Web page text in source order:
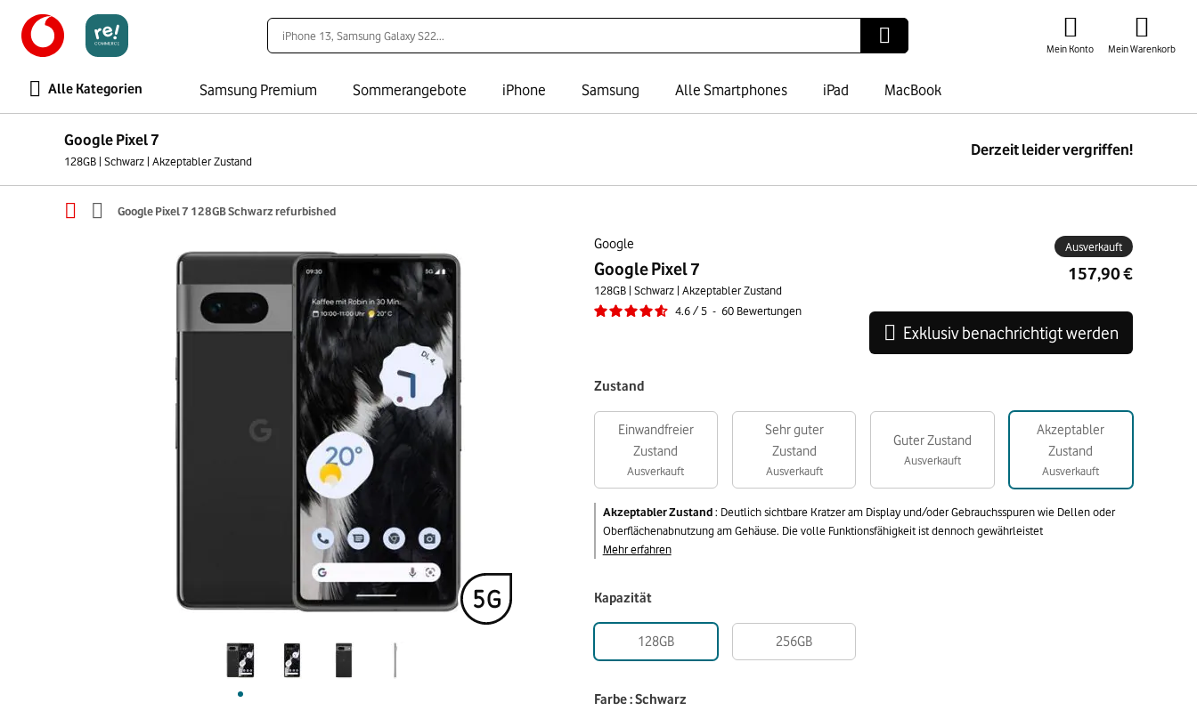
Mein Konto Mein Warenkorb
Alle Kategorien Samsung Premium Sommerangebote iPhone Samsung Alle Smartphones iPad MacBook
Google Pixel 7
128GB | Schwarz | Akzeptabler Zustand
Derzeit leider vergriffen!
Google Pixel 7 128GB Schwarz refurbished
Google
Google Pixel 7
128GB | Schwarz | Akzeptabler Zustand
4.6 / 5 - 60 Bewertungen
Ausverkauft
157,90 €
Exklusiv benachrichtigt werden
Zustand
Einwandfreier
Zustand
Ausverkauft
Sehr guter
Zustand
Ausverkauft
Guter Zustand
Ausverkauft
Akzeptabler
Zustand
Ausverkauft
Akzeptabler Zustand: Deutlich sichtbare Kratzer am Display und/oder Gebrauchsspuren wie Dellen oder
Oberflächenabnutzung am Gehäuse. Die volle Funktionsfähigkeit ist dennoch gewährleistet
Mehr erfahren
Kapazität
128GB 256GB
Farbe : Schwarz